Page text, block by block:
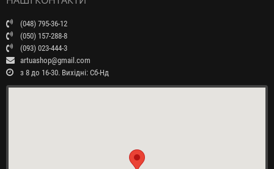
(048) 795-36-12
(050) 157-288-8
(093) 023-444-3
artuashop@gmail.com
з 8 до 16-30. Вихідні: Сб-Нд